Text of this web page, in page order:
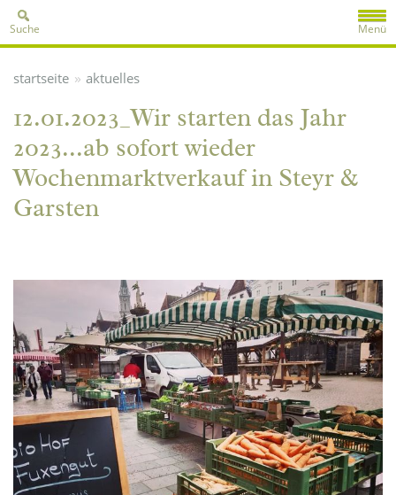
Menü
Suche
startseite » aktuelles
12.01.2023_Wir starten das Jahr
2023...ab sofort wieder
Wochenmarktverkauf in Steyr &
Garsten